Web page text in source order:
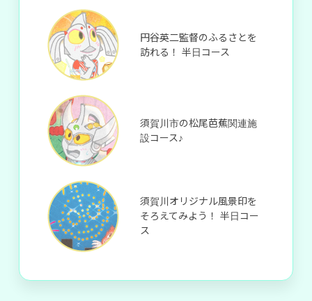
円谷英二監督のふるさとを
訪れる！ 半日コース
須賀川市の松尾芭蕉関連施
設コース♪
須賀川オリジナル風景印を
そろえてみよう！ 半日コー
ス